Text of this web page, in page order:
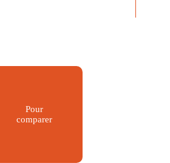
Pour
comparer